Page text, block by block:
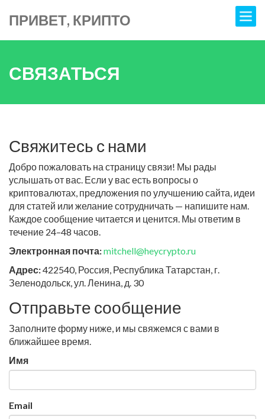
ПРИВЕТ, КРИПТО
СВЯЗАТЬСЯ
Свяжитесь с нами
Добро пожаловать на страницу связи! Мы рады
услышать от вас. Если у вас есть вопросы о
криптовалютах, предложения по улучшению сайта, идеи
для статей или желание сотрудничать — напишите нам.
Каждое сообщение читается и ценится. Мы ответим в
течение 24–48 часов.
Электронная почта:mitchell@heycrypto.ru
Адрес:422540, Россия, Республика Татарстан, г.
Зеленодольск, ул. Ленина, д. 30
Отправьте сообщение
Заполните форму ниже, и мы свяжемся с вами в
ближайшее время.
Имя
Email